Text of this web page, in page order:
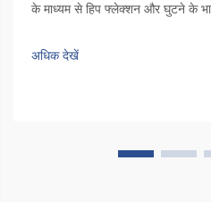
के माध्यम से हिप फ्लेक्शन और घुटने के
शरीर को दरवाज़े की ओर मोड़ने की
अधिक देखें